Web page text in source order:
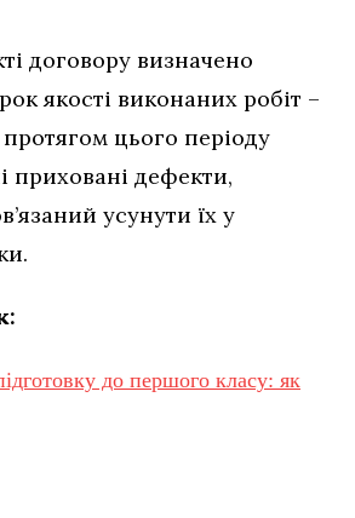
договору визначено
якості виконаних робіт –
цього періоду
приховані дефекти,
усунути їх у
до першого класу: як